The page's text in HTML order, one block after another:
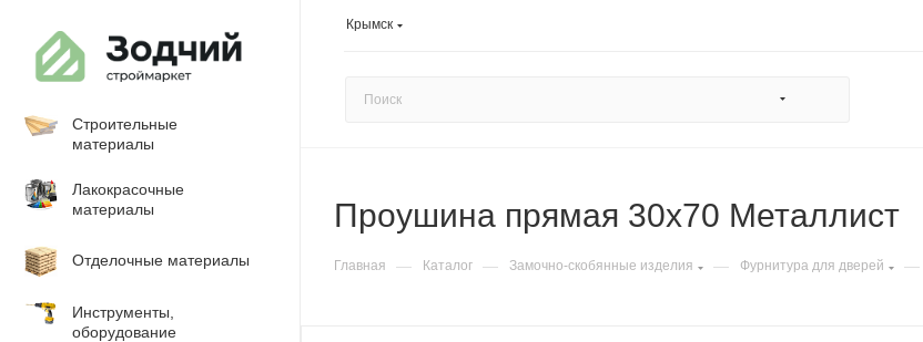
Крымск
Строительные
материалы
Лакокрасочные
материалы
Отделочные материалы
Инструменты,
оборудование
Проушина прямая 30х70 Металлист
Главная — Каталог — Замочно-скобянные изделия — Фурнитура для дверей —